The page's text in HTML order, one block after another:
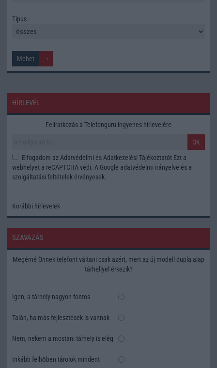
Tipus :
HÍRLEVÉL
Feliratkozás a Telefonguru ingyenes hírlevelére
OK
Elfogadom azAdatvédelmi és Adatkezelési Tájékoztatót Ezt a
webhelyet a reCAPTCHA védi. A Google adatvédelmi irányelve és a
szolgáltatási feltételek érvényesek.
Korábbi hírlevelek
SZAVAZÁS
Megérné Önnek telefont váltani csak azért, mert az új modell dupla alap
tárhellyel érkezik?
Igen, a tárhely nagyon fontos
Talán, ha más fejlesztések is vannak
Nem, nekem a mostani tárhely is elég
Inkább felhőben tárolok mindent